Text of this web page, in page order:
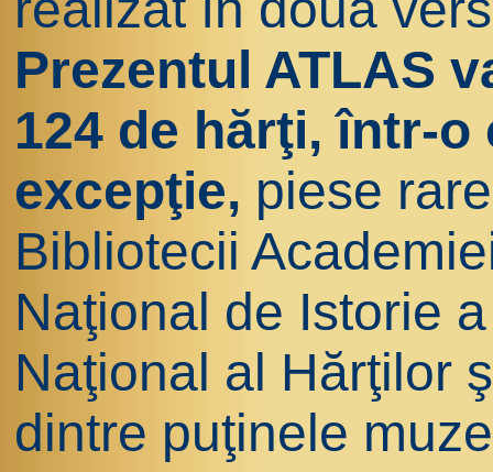
Prezentul ATLAS
124 de hărţi, într-
excepţie, piese
Bibliotecii
Naţional de Istorie
Naţional al Hărţilor
dintre puţinele